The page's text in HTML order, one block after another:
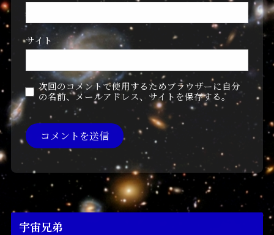
サイト
次回のコメントで使用するためブラウザーに自分
の名前、メールアドレス、サイトを保存する。
宇宙兄弟